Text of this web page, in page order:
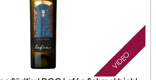
VIDEO